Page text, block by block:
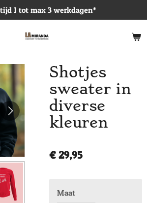
1 tot max 3 werkdagen*
Shotjes
sweater in
diverse
kleuren
€ 29,95
Maat